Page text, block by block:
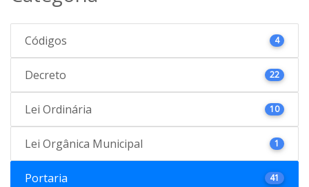
Códigos 4
Decreto 22
Lei Ordinária 10
Lei Orgânica Municipal 1
Portaria 41